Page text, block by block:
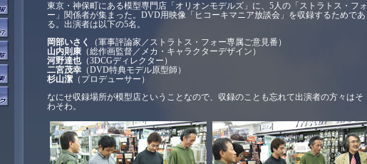
東京・神保町にある模型専門店「オリオンモデルズ」に、5人の「ストラトス・フォ
ー」関係者が集まった。DVD用映像「ヒコーキマニア放談会」を収録するためであ
る。出演者は以下の5名。
岡部いさく
（軍事評論家／ストラトス・フォー専属ご意見番）
山内則康（総作画監督／メカ・キャラクターデザイン）
河野達也（3DCGディレクター）
二宮茂幸（DVD特典モデル原型師）
杉山潔（プロデューサー）
なにせ収録場所が模型店ということなので、収録のことも忘れて出演者の方々はそ
わそわ。